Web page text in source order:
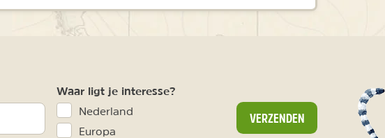
Waar ligt je interesse?
Nederland
Europa
VERZENDEN